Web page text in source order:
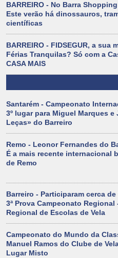
BARREIRO - No Barra Shopping
Este verão há dinossauros,
científicas
BARREIRO - FIDSEGUR, a sua
Férias Tranquilas? Só com a
CASA MAIS
Santarém - Campeonato
3º lugar para Miguel Marques e
Leças» do Barreiro
Remo - Leonor Fernandes do
É a mais recente internacional
de Remo
Barreiro - Participaram cerca
3ª Prova Campeonato Regional
Regional de Escolas de Vela
Campeonato do Mundo da
Manuel Ramos do Clube de
Lugar Misto